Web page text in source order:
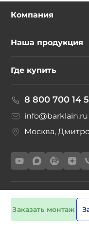
Заказать монтаж
Компания
Наша продукция
Где купить
8 800 700 14
info@barklain.ru
Москва,
разработка и